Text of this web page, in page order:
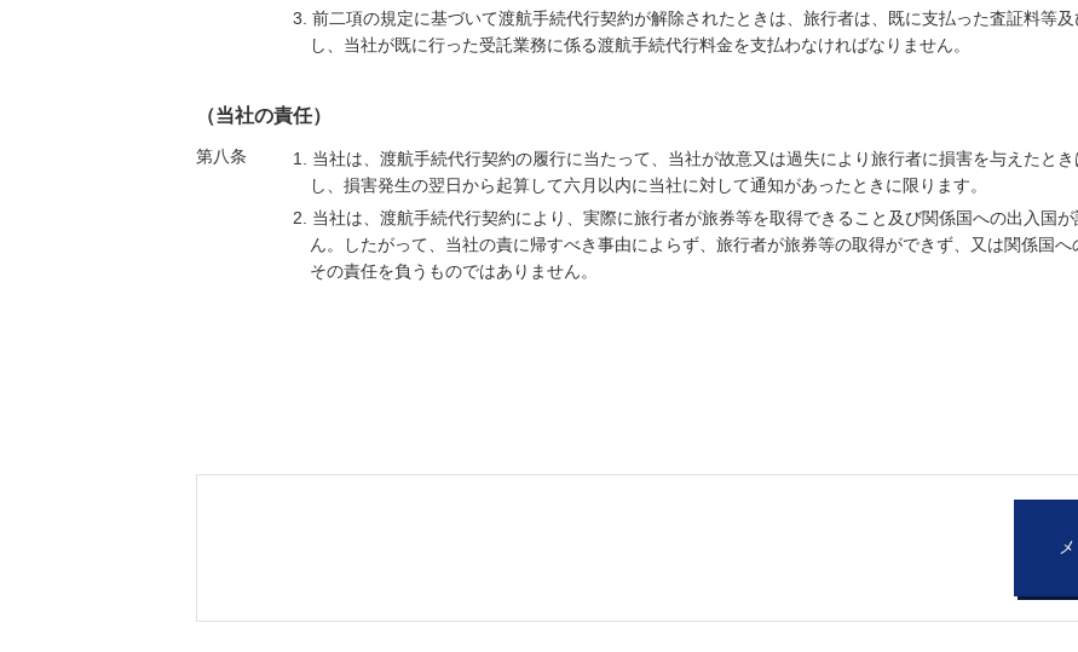
3. 前二項の規定に基づいて渡航手続代行契約が解除されたときは、旅行者は、既に支払った査証料等
し、当社が既に行った受託業務に係る渡航手続代行料金を支払わなければなりません。
（当社の責任）
第八条
1. 当社は、渡航手続代行契約の履行に当たって、当社が故意又は過失により旅行者に損害を与えたと
し、損害発生の翌日から起算して六月以内に当社に対して通知があったときに限ります。
2. 当社は、渡航手続代行契約により、実際に旅行者が旅券等を取得できること及び関係国への出入国
ん。したがって、当社の責に帰すべき事由によらず、旅行者が旅券等の取得ができず、又は関係国
その責任を負うものではありません。